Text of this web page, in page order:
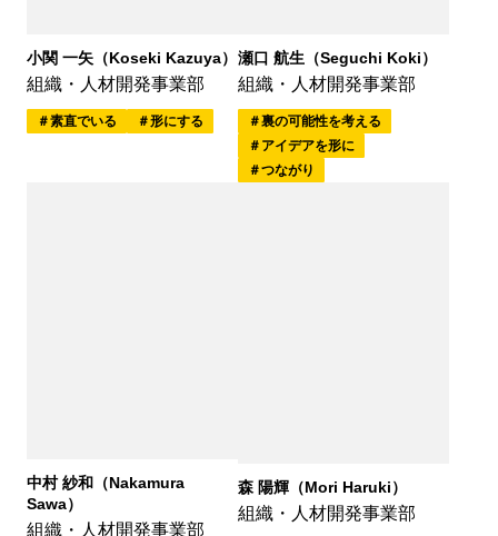
小関 一矢（Koseki Kazuya）
組織・人材開発事業部
素直でいる 形にする
瀬口 航生（Seguchi Koki）
組織・人材開発事業部
裏の可能性を考える
アイデアを形に
つながり
中村 紗和（Nakamura
Sawa）
組織・人材開発事業部
森 陽輝（Mori Haruki）
組織・人材開発事業部